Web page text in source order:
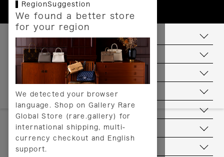
RegionSuggestion
We found a better store
for your region
We detected your browser
language. Shop on Gallery Rare
Global Store (rare.gallery) for
international shipping, multi-
currency checkout and English
support.
お支払いについて
配送について
送料について
返品について
ヘルプ
お問い合わせ